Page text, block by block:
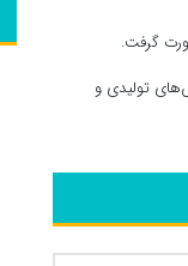
گرفت.
تولیدی و